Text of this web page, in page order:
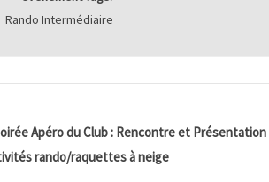
Rando Intermédiaire
Apéro du Club : Rencontre et Présentation
rando/raquettes à neige